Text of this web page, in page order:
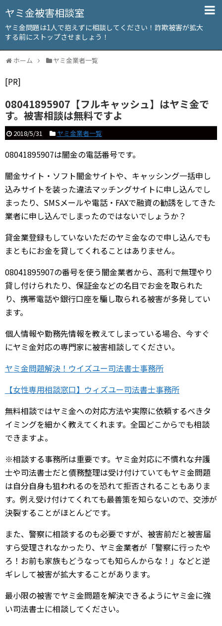
ヤミ金被害相談室
ヤミ金問題は1人で抱えずに相談してください！詐欺被害が拡大
する前にストップさせましょう！
ホーム ヤミ金業者一覧
[PR]
08041895907【フルキャッシュ】はヤミ金で
す。被害相談は無料ですよ
2018/5/31 ヤミ金業者一覧
08041895907は闇金の電話番号です。
闇金サイト・ソフト闇金サイトや、キャッシング一括申し
込みサイトを装った違法マッチングサイトに申し込んでし
まったり、SMSメールや電話・FAXで融資の勧誘をしてきた
業者に申し込んでしまったのではないでしょうか？
貸金業登録もしていないただのヤミ金なので申し込んでも
まともにお金を貸してくれることはありません。
08041895907の番号を使う闇金業者から、高利で無理やり
貸し付けられたり、保証金などの名目でお金を取られた
り、携帯電話や銀行口座を騙し取られる被害が多発してい
ます。
個人情報や勤務先情報を教えてしまっている場合、今すぐ
にヤミ金対応の専門家に被害相談してください。
ヤミ金問題解決！ウイズユー司法書士事務所
【女性専用相談窓口】ウィズユー司法書士事務所
無料相談ではヤミ金への対応方法や実際に依頼するべきタ
イミングを細かく教えてくれます。全国どこからでも相談
できますよ。
※相談する事務所は重要です。ヤミ金対応に不慣れな弁護
士や司法書士だと債務整理は受け付けていてもヤミ金問題
は自分自身も狙われるのを恐れて拒否されることもありま
す。例え受け付けてくれても最善策を知らないので、交渉が
決裂することがほとんどです。
また、警察に相談するのも必要ですが、被害前だと被害届
すら受理されなかったり、ヤミ金業者が「警察に行ったや
ろ！お前も家族もどうなっても知らんからな！」などと逆
ギレして被害が拡大することがあります。
最小限の被害でヤミ金問題を解決できるようにヤミ金に強
い司法書士に相談してください。